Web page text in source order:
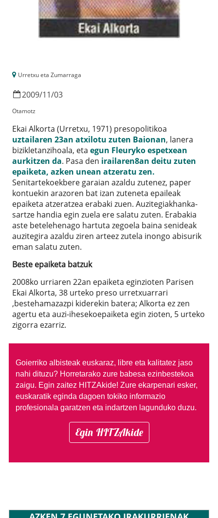
Urretxu eta Zumarraga
2009/11/03
Otamotz
Ekai Alkorta (Urretxu, 1971) presopolitikoa
uztailaren 23an atxilotu zuten Baionan, lanera
bizikletanzihoala, eta egun Fleuryko espetxean
aurkitzen da. Pasa den irailaren8an deitu zuten
epaiketa, azken unean atzeratu zen.
Senitartekoekbere garaian azaldu zutenez, paper
kontuekin arazoren bat izan zuteneta epaileak
epaiketa atzeratzea erabaki zuen. Auzitegiakhanka-
sartze handia egin zuela ere salatu zuten. Erabakia
aste betelehenago hartuta zegoela baina senideak
auzitegira azaldu ziren arteez zutela inongo abisurik
eman salatu zuten.
Beste epaiketa batzuk
2008ko urriaren 22an epaiketa eginzioten Parisen
Ekai Alkorta, 38 urteko preso urretxuarrari
,bestehamazazpi kiderekin batera; Alkorta ez zen
agertu eta auzi-ihesekoepaiketa egin zioten, 5 urteko
zigorra ezarriz.
Goierriko albisteak euskaraz, libre eta kalitatez jaso
nahi dituzu? Horretarako zure babesa ezinbestekoa
zaigu. Egin zaitez HITZAkide! Zure ekarpenari esker,
euskaratik eginda dagoen tokiko informazio
profesionala garatzen eta indartzen lagunduko duzu.
Egin HITZAkide